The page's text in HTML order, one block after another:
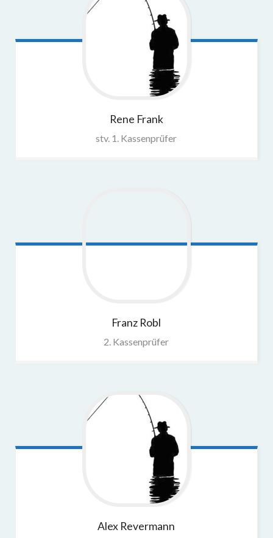
Rene Frank
stv. 1. Kassenprüfer
Franz Robl
2. Kassenprüfer
Alex Revermann